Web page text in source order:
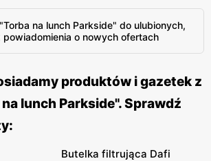
na lunch Parkside" do ulubionych,
o nowych ofertach
produktów i gazetek z
lunch Parkside". Sprawdź
Butelka filtrująca Dafi